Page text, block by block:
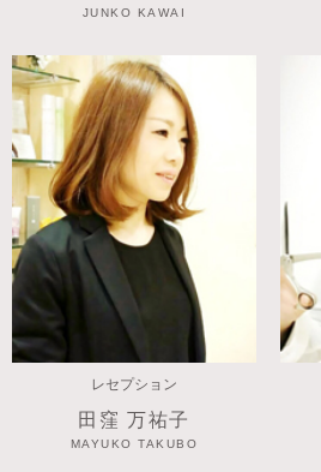
JUNKO KAWAI
レセプション
田窪 万祐子
MAYUKO TAKUBO